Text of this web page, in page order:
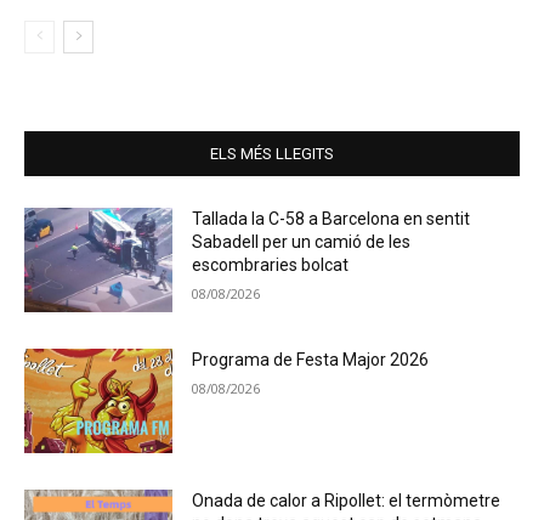
ELS MÉS LLEGITS
Tallada la C-58 a Barcelona en sentit
Sabadell per un camió de les
escombraries bolcat
08/08/2026
Programa de Festa Major 2026
08/08/2026
Onada de calor a Ripollet: el termòmetre